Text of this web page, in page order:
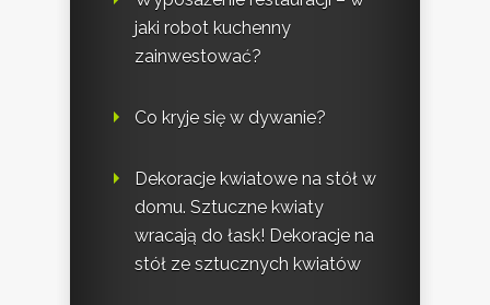
jaki robot kuchenny
zainwestować?
Co kryje się w dywanie?
Dekoracje kwiatowe na stół w
domu. Sztuczne kwiaty
wracają do łask! Dekoracje na
stół ze sztucznych kwiatów